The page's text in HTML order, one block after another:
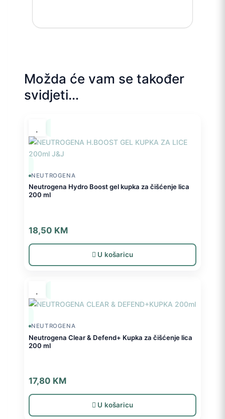
Možda će vam se također
svidjeti…
NEUTROGENA
Neutrogena Hydro Boost gel kupka za čišćenje lica
200 ml
18,50 KM
U košaricu
NEUTROGENA
Neutrogena Clear & Defend+ Kupka za čišćenje lica
200 ml
17,80 KM
U košaricu